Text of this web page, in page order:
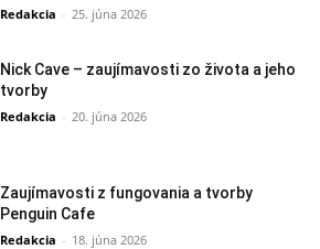
Redakcia - 25. júna 2026
Nick Cave – zaujímavosti zo života a jeho
tvorby
Redakcia - 20. júna 2026
Zaujímavosti z fungovania a tvorby
Penguin Cafe
Redakcia - 18. júna 2026